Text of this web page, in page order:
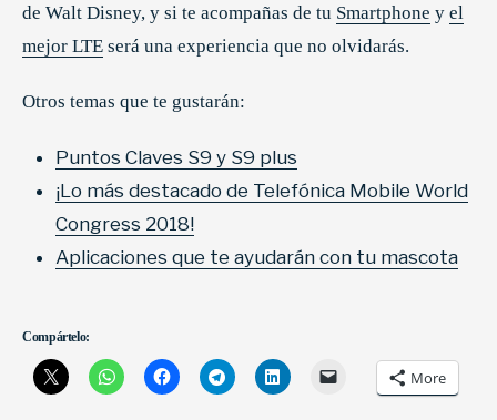
de Walt Disney, y si te acompañas de tu Smartphone y el
mejor LTE será una experiencia que no olvidarás.
Otros temas que te gustarán:
Puntos Claves S9 y S9 plus
¡Lo más destacado de Telefónica Mobile World
Congress 2018!
Aplicaciones que te ayudarán con tu mascota
Compártelo:
More